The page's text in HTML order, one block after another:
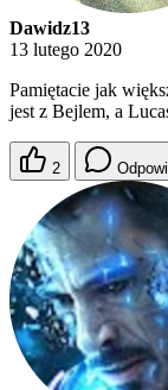
Dawidz13
13 lutego 2020
Pamiętacie jak
jest z Bejlem, a
2